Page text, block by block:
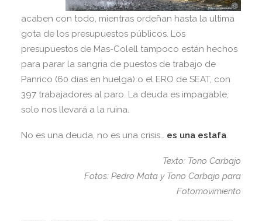
acaben con todo, mientras ordeñan hasta la ultima
gota de los presupuestos públicos. Los
presupuestos de Mas-Colell tampoco están hechos
para parar la sangria de puestos de trabajo de
Panrico (60 días en huelga) o el ERO de SEAT, con
397 trabajadores al paro. La deuda es impagable,
solo nos llevará a la ruina.
No es una deuda, no es una crisis… es una estafa.
Texto: Tono Carbajo
Fotos: Pedro Mata y Tono Carbajo para
Fotomovimiento